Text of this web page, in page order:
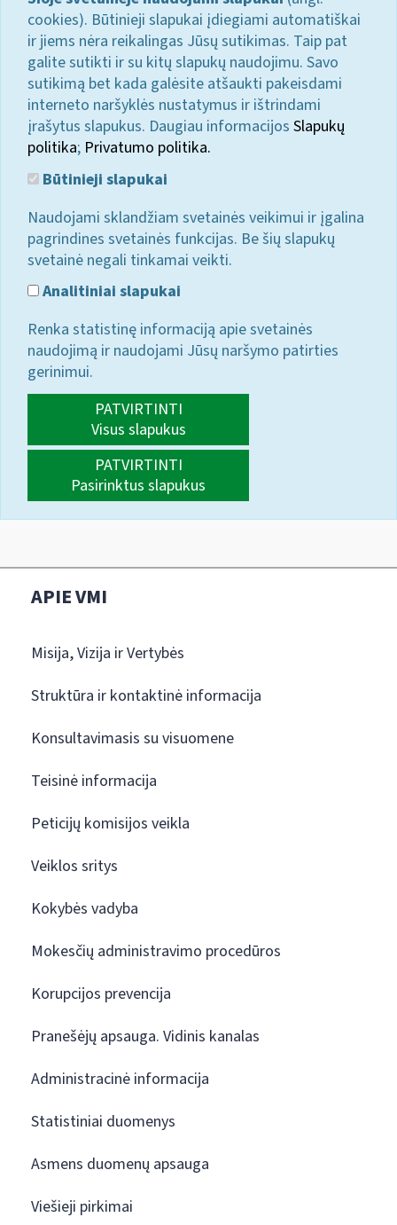
cookies). Būtinieji slapukai įdiegiami automatiškai
ir jiems nėra reikalingas Jūsų sutikimas. Taip pat
galite sutikti ir su kitų slapukų naudojimu. Savo
sutikimą bet kada galėsite atšaukti pakeisdami
interneto naršyklės nustatymus ir ištrindami
įrašytus slapukus. Daugiau informacijos Slapukų
politika; Privatumo politika.
Būtinieji slapukai
Naudojami sklandžiam svetainės veikimui ir įgalina
pagrindines svetainės funkcijas. Be šių slapukų
svetainė negali tinkamai veikti.
Analitiniai slapukai
Renka statistinę informaciją apie svetainės
naudojimą ir naudojami Jūsų naršymo patirties
gerinimui.
PATVIRTINTI
Visus slapukus
PATVIRTINTI
Pasirinktus slapukus
APIE VMI
Misija, Vizija ir Vertybės
Struktūra ir kontaktinė informacija
Konsultavimasis su visuomene
Teisinė informacija
Peticijų komisijos veikla
Veiklos sritys
Kokybės vadyba
Mokesčių administravimo procedūros
Korupcijos prevencija
Pranešėjų apsauga. Vidinis kanalas
Administracinė informacija
Statistiniai duomenys
Asmens duomenų apsauga
Viešieji pirkimai